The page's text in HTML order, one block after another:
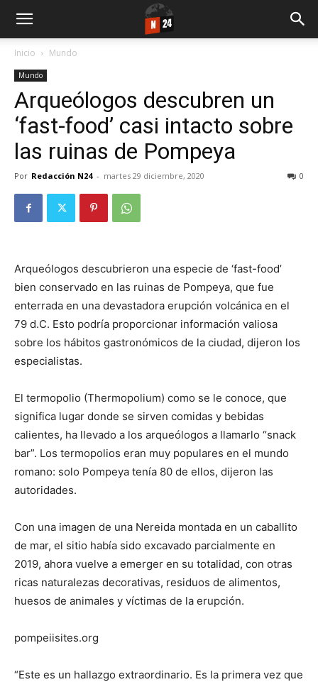
Inicio Mundo
Mundo
Arqueólogos descubren un
‘fast-food’ casi intacto sobre
las ruinas de Pompeya
Por Redacción N24 - martes 29 diciembre, 2020 0
Arqueólogos descubrieron una especie de ‘fast-food’
bien conservado en las ruinas de Pompeya, que fue
enterrada en una devastadora erupción volcánica en el
79 d.C. Esto podría proporcionar información valiosa
sobre los hábitos gastronómicos de la ciudad, dijeron los
especialistas.
El termopolio (Thermopolium) como se le conoce, que
significa lugar donde se sirven comidas y bebidas
calientes, ha llevado a los arqueólogos a llamarlo “snack
bar”. Los termopolios eran muy populares en el mundo
romano: solo Pompeya tenía 80 de ellos, dijeron las
autoridades.
Con una imagen de una Nereida montada en un caballito
de mar, el sitio había sido excavado parcialmente en
2019, ahora vuelve a emerger en su totalidad, con otras
ricas naturalezas decorativas, residuos de alimentos,
huesos de animales y víctimas de la erupción.
pompeiisites.org
“Este es un hallazgo extraordinario. Es la primera vez que